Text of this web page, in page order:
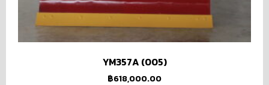
YM357A (005)
฿618,000.00